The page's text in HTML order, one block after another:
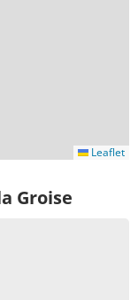
Leaflet
Groise